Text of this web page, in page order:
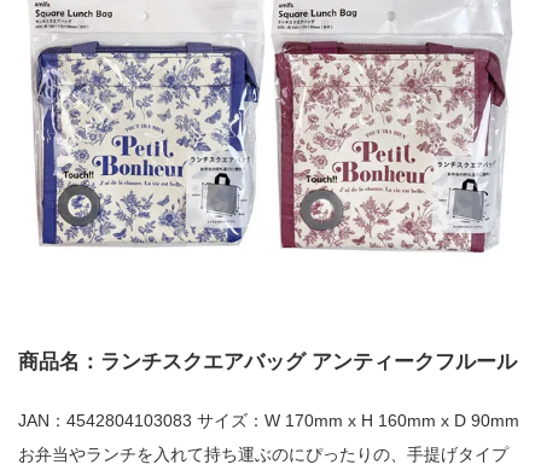
商品名：ランチスクエアバッグ アンティークフルール
JAN：4542804103083 サイズ：W 170mm x H 160mm x D 90mm
お弁当やランチを入れて持ち運ぶのにぴったりの、手提げタイプ